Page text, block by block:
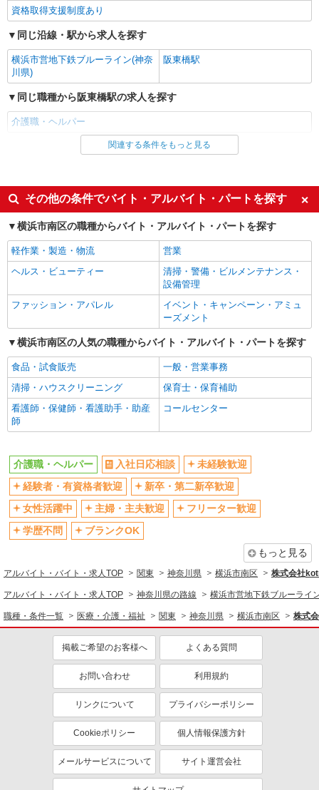
資格取得支援制度あり
同じ沿線・駅から求人を探す
横浜市営地下鉄ブルーライン(神奈
川県)
阪東橋駅
同じ職種から阪東橋駅の求人を探す
介護職・ヘルパー
同じ雇用形態から阪東橋駅の求人を探す
同じ特徴から阪東橋駅の求人を探す
入社日応相談
未経験歓迎
経験者・有資格者歓迎
新卒・第二新卒歓迎
女性活躍中
主婦・主夫歓迎
学歴不問
ブランクOK
ミドル（40代～）活躍中
シニア（60代～）活躍中
高収入・高額
ボーナス・賞与あり
昇給あり
完全週休2日制
フルタイム歓迎
禁煙・分煙
駅直結・駅チカ
車通勤OK
バイク通勤OK
社会保険あり
産休・育休取得実績あり
退職金・財形貯蓄制度あり
各種手当（家族・役職・インセン
ティブなど）あり
制服貸与
資格取得支援制度あり
同じ職種から求人を探す
医療・介護・福祉
介護職・ヘルパー
同じ特徴から求人を探す
未経験歓迎
ミドル（40代～）活躍中
社会保険あり
産休・育休取得実績あり
関連する条件をもっと見る
その他の条件でバイト・アルバイト・パートを探す
横浜市南区の職種からバイト・アルバイト・パートを探す
軽作業・製造・物流
営業
ヘルス・ビューティー
清掃・警備・ビルメンテナンス・
設備管理
ファッション・アパレル
イベント・キャンペーン・アミュ
ーズメント
横浜市南区の人気の職種からバイト・アルバイト・パートを探す
食品・試食販売
一般・営業事務
清掃・ハウスクリーニング
保育士・保育補助
看護師・保健師・看護助手・助産
師
コールセンター
介護職・ヘルパー 入社日応相談
未経験歓迎
経験者・有資格者歓迎
新卒・第二新卒歓迎
女性活躍中
主婦・主夫歓迎
フリーター歓迎
学歴不問
ブランクOK
もっと見る
アルバイト・バイト・求人TOP 関東 神奈川県 横浜市南区 株式会社
アルバイト・バイト・求人TOP 神奈川県の路線 横浜市営地下鉄ブルーライ
職種・条件一覧 医療・介護・福祉 関東 神奈川県 横浜市南区 株式
掲載ご希望のお客様へ よくある質問
お問い合わせ 利用規約
リンクについて プライバシーポリシー
Cookieポリシー 個人情報保護方針
メールサービスについて サイト運営会社